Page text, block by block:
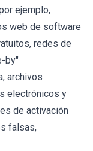
ejemplo,
web de software
redes de
by"
archivos
electrónicos y
de activación
falsas,